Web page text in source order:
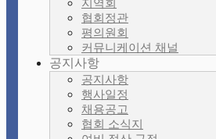
협회정관
평의원회
커뮤니케이션 채널
공지사항
공지사항
행사일정
채용공고
협회 소식지